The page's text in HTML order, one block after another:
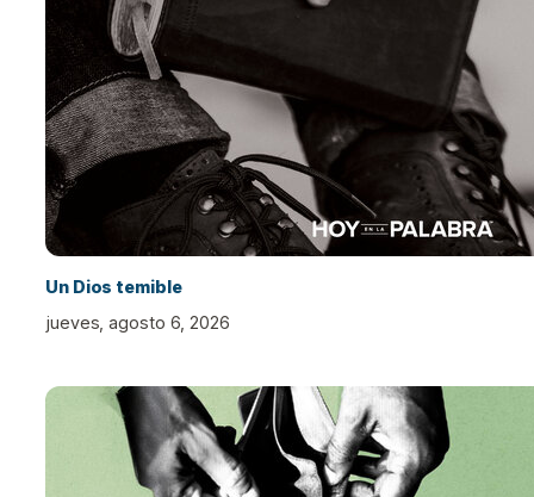
Un Dios temible
jueves, agosto 6, 2026